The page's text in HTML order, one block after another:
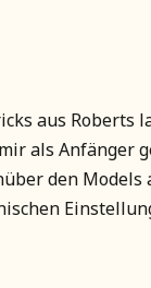
aus Roberts
als Anfänger
den Models